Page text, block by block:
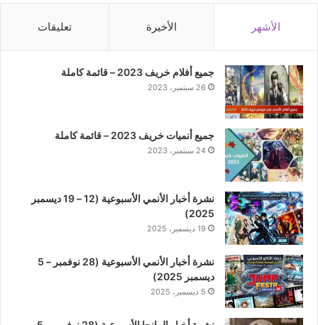
الأشهر الأخيرة تعليقات
جميع أفلام خريف 2023 – قائمة كاملة
26 سبتمبر، 2023
جميع أنميات خريف 2023 – قائمة كاملة
24 سبتمبر، 2023
نشرة أخبار الأنمي الأسبوعية (12 – 19 ديسمبر
2025)
19 ديسمبر، 2025
نشرة أخبار الأنمي الأسبوعية (28 نوفمبر – 5
ديسمبر 2025)
5 ديسمبر، 2025